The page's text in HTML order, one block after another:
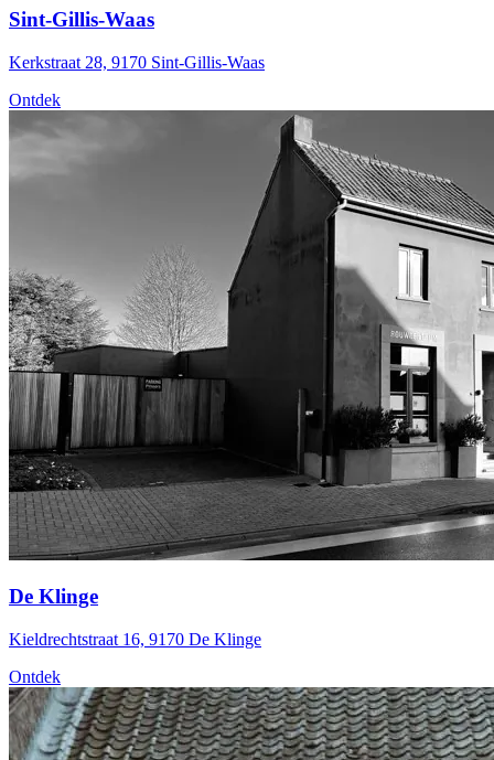
Sint-Gillis-Waas
Kerkstraat 28, 9170 Sint-Gillis-Waas
Ontdek
De Klinge
Kieldrechtstraat 16, 9170 De Klinge
Ontdek